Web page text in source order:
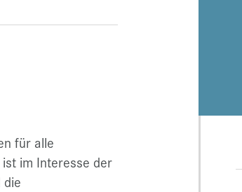
für alle
im Interesse der